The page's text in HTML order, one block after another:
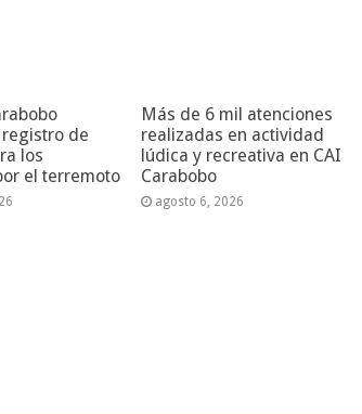
de
los
el terremoto
Más de 6 mil atenciones
realizadas en actividad
lúdica y recreativa en CAI
Carabobo
agosto 6, 2026